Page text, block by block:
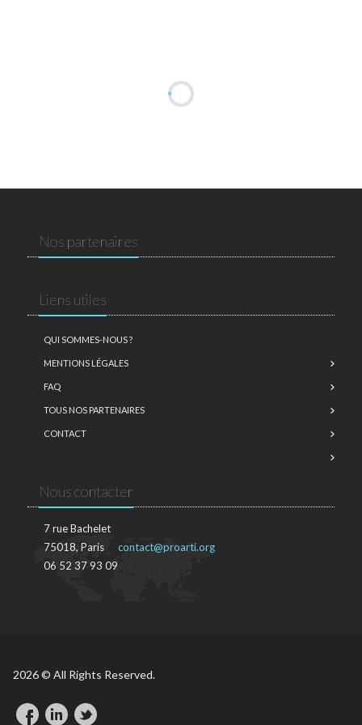
Nos partenaires
Liens utiles
QUI SOMMES-NOUS ?
MENTIONS LÉGALES
FAQ
TOUS NOS PARTENAIRES
CONTACT
Nous contacter
7 rue Bachelet
75018, Paris
06 52 37 93 09
contact@proarti.org
2026 © All Rights Reserved.